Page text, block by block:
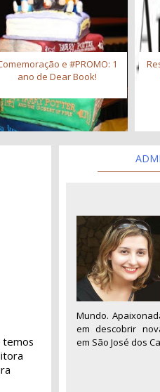
e #PROMO: 1
ano de Dear Book!
temos
Mundo.
em descobrir
em São José dos